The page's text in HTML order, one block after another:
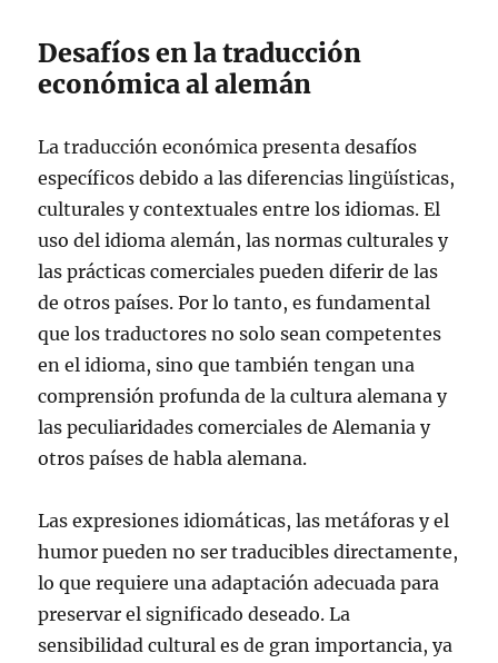
Desafíos en la traducción
económica al alemán
La traducción económica presenta desafíos
específicos debido a las diferencias lingüísticas,
culturales y contextuales entre los idiomas. El
uso del idioma alemán, las normas culturales y
las prácticas comerciales pueden diferir de las
de otros países. Por lo tanto, es fundamental
que los traductores no solo sean competentes
en el idioma, sino que también tengan una
comprensión profunda de la cultura alemana y
las peculiaridades comerciales de Alemania y
otros países de habla alemana.
Las expresiones idiomáticas, las metáforas y el
humor pueden no ser traducibles directamente,
lo que requiere una adaptación adecuada para
preservar el significado deseado. La
sensibilidad cultural es de gran importancia, ya